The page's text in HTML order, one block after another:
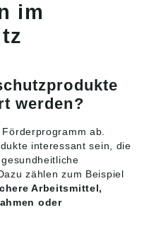
im
werden?
ab.
interessant sein, die
zählen zum Beispiel
Arbeitsmittel,
oder